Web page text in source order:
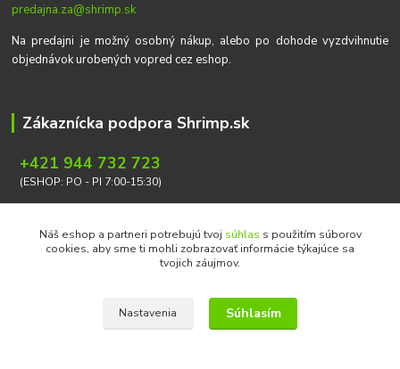
predajna.za@shrimp.sk
Na predajni je možný osobný nákup, alebo po dohode vyzdvihnutie
objednávok urobených vopred cez eshop.
Zákaznícka podpora Shrimp.sk
+421 944 732 723
(ESHOP: PO - PI 7:00-15:30)
Náš eshop a partneri potrebujú tvoj súhlas s použitím súborov
cookies, aby sme ti mohli zobrazovať informácie týkajúce sa
tvojich záujmov.
Nastavenia Súhlasím